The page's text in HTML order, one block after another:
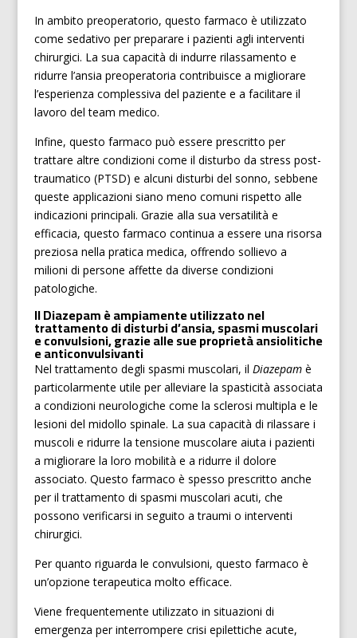
In ambito preoperatorio, questo farmaco è utilizzato
come sedativo per preparare i pazienti agli interventi
chirurgici. La sua capacità di indurre rilassamento e
ridurre l’ansia preoperatoria contribuisce a migliorare
l’esperienza complessiva del paziente e a facilitare il
lavoro del team medico.
Infine, questo farmaco può essere prescritto per
trattare altre condizioni come il disturbo da stress post-
traumatico (PTSD) e alcuni disturbi del sonno, sebbene
queste applicazioni siano meno comuni rispetto alle
indicazioni principali. Grazie alla sua versatilità e
efficacia, questo farmaco continua a essere una risorsa
preziosa nella pratica medica, offrendo sollievo a
milioni di persone affette da diverse condizioni
patologiche.
Il Diazepam è ampiamente utilizzato nel
trattamento di disturbi d’ansia, spasmi muscolari
e convulsioni, grazie alle sue proprietà ansiolitiche
e anticonvulsivanti
Nel trattamento degli spasmi muscolari, il Diazepamè
particolarmente utile per alleviare la spasticità associata
a condizioni neurologiche come la sclerosi multipla e le
lesioni del midollo spinale. La sua capacità di rilassare i
muscoli e ridurre la tensione muscolare aiuta i pazienti
a migliorare la loro mobilità e a ridurre il dolore
associato. Questo farmaco è spesso prescritto anche
per il trattamento di spasmi muscolari acuti, che
possono verificarsi in seguito a traumi o interventi
chirurgici.
Per quanto riguarda le convulsioni, questo farmaco è
un’opzione terapeutica molto efficace.
Viene frequentemente utilizzato in situazioni di
emergenza per interrompere crisi epilettiche acute,